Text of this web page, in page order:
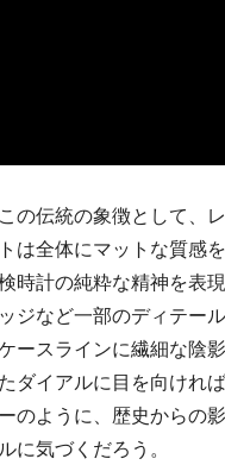
の伝統の象徴として、
は全体にマットな質感
時計の純粋な精神を表
ジなど一部のディテー
ースラインに繊細な陰
ダイアルに目を向けれ
のように、歴史からの
に気づくだろう。